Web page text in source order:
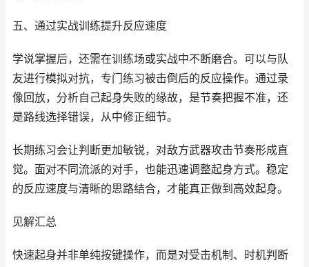
五、通过实战训练提升反应速度
学说掌握后，还需在训练场或实战中不断磨合。可以与队
友进行模拟对抗，专门练习被击倒后的反应操作。通过录
像回放，分析自己起身失败的缘故，是节奏把握不准，还
是路线选择错误，从中修正细节。
长期练习会让判断更加敏锐，对敌方武器攻击节奏形成直
觉。面对不同流派的对手，也能迅速调整起身方式。稳定
的反应速度与清晰的思路结合，才能真正做到高效起身。
见解汇总
快速起身并非单纯按键操作，而是对受击机制、时机判断